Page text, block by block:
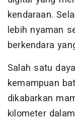
kendaraan.
lebih nyaman
berkendara
Salah satu
kemampuan
dikabarkan
kilometer